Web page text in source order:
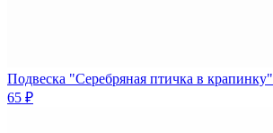
Подвеска "Серебряная птичка в крапинку"
65 ₽